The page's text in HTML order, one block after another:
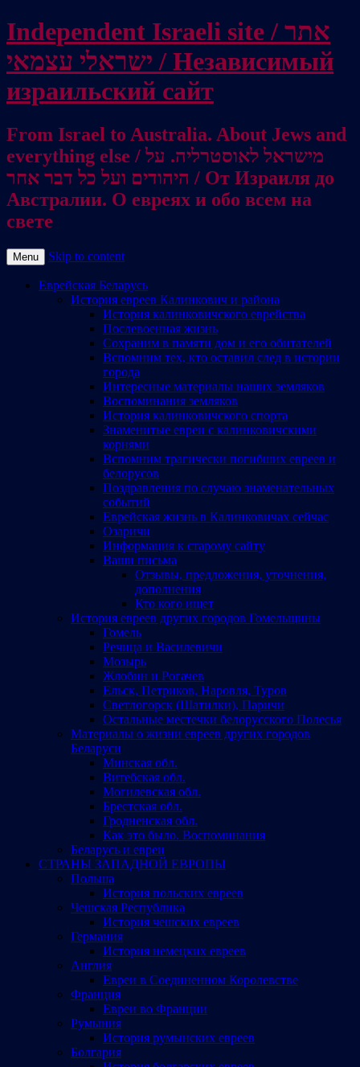
Independent Israeli site / אתר
ישראלי עצמאי / Независимый
израильский сайт
From Israel to Australia. About Jews and
everything else / מישראל לאוסטרליה. על
היהודים ועל כל דבר אחר / От Израиля до
Австралии. О евреях и обо всем на
свете
Menu Skip to content
Еврейская Беларусь
История евреев Калинкович и района
История калинковичского еврейства
Послевоенная жизнь
Сохраним в памяти дом и его обитателей
Вспомним тех, кто оставил след в истории
города
Интересные материалы наших земляков
Воспоминания земляков
История калинковичского спорта
Знаменитые евреи с калинковичскими
корнями
Вспомним трагически погибших евреев и
белорусов
Поздравления по случаю знаменательных
событий
Еврейская жизнь в Калинковичах сейчас
Озаричи
Информация к старому сайту
Ваши письма
Отзывы, предложения, уточнения,
дополнения
Кто кого ищет
История евреев других городов Гомельщины
Гомель
Речица и Василевичи
Мозырь
Жлобин и Рогачев
Ельск, Петриков, Наровля, Туров
Светлогорск (Шатилки), Паричи
Остальные местечки белорусского Полесья
Материалы о жизни евреев других городов
Беларуси
Минская обл.
Витебская обл.
Могилевская обл.
Брестская обл.
Гродненская обл.
Как это было. Воспоминания
Беларусь и евреи
СТРАНЫ ЗАПАДНОЙ ЕВРОПЫ
Польша
История польских евреев
Чешская Республика
История чешских евреев
Германия
История немецких евреев
Англия
Евреи в Соединенном Королевстве
Франция
Евреи во Франции
Румыния
История румынских евреев
Болгария